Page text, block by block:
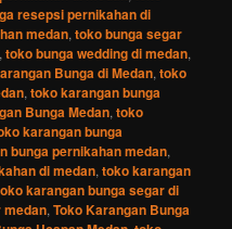
resepsi pernikahan di
medan,toko bunga segar
,toko bunga wedding di medan,
Bunga di Medan,toko
,toko karangan bunga
Bunga Medan,toko
karangan bunga
bunga pernikahan medan,
di medan,toko karangan
karangan bunga segar di
medan,Toko Karangan Bunga